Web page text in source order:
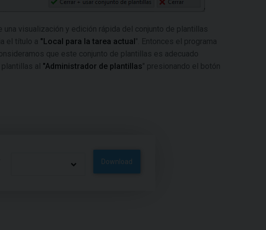
una visualización y edición rápida del conjunto de plantillas
el título a "Local para la tarea actual". Entonces el programa
que este conjunto de plantillas es adecuado
al "Administrador de plantillas" presionando el botón
Download